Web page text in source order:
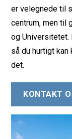
er velegnede til
centrum, men til
og Universitetet.
så du hurtigt kan
det.
KONTAKT